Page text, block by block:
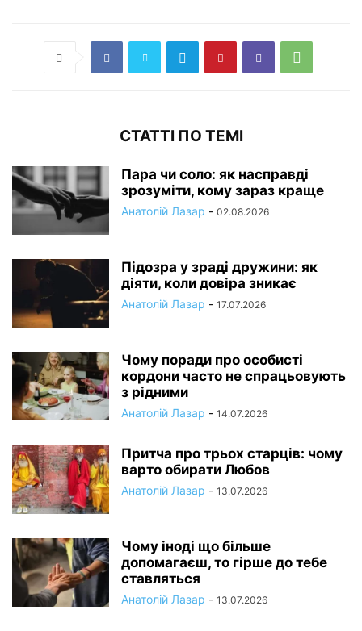
СТАТТІ ПО ТЕМІ
Пара чи соло: як насправді
зрозуміти, кому зараз краще
Анатолій Лазар - 02.08.2026
Підозра у зраді дружини: як
діяти, коли довіра зникає
Анатолій Лазар - 17.07.2026
Чому поради про особисті
кордони часто не спрацьовують
з рідними
Анатолій Лазар - 14.07.2026
Притча про трьох старців: чому
варто обирати Любов
Анатолій Лазар - 13.07.2026
Чому іноді що більше
допомагаєш, то гірше до тебе
ставляться
Анатолій Лазар - 13.07.2026